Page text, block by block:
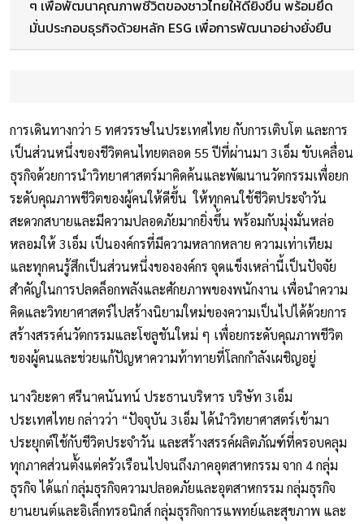
ๆ เพื่อพัฒนาคุณภาพชีวิตของชาวไทยให้ดียิ่งขึ้น พร้อมยึด
มั่นประกอบธุรกิจด้วยหลัก ESG เพื่อการพัฒนาอย่างยั่งยืน
การเดินทางกว่า 5 ทศวรรษในประเทศไทย กับการเติบโต และการ
เป็นส่วนหนึ่งของชีวิตคนไทยตลอด 55 ปีที่ผ่านมา 3เอ็ม ขับเคลื่อน
ธุรกิจด้วยการนำวิทยาศาสตร์มาคิดค้นและพัฒนานวัตกรรมเพื่อยก
ระดับคุณภาพชีวิตของผู้คนให้ดีขึ้น ให้ทุกคนใช้ชีวิตประจำวัน
สะดวกสบายและมีความปลอดภัยมากยิ่งขึ้น พร้อมกับมุ่งมั่นหล่อ
หลอมให้ 3เอ็ม เป็นองค์กรที่มีความหลากหลาย ความเท่าเทียม
และทุกคนรู้สึกเป็นส่วนหนึ่งขององค์กร จุดแข็งเหล่านี้เป็นปัจจัย
สำคัญในการปลดล็อกพลังและศักยภาพของพนักงาน เพื่อนำความ
คิดและวิทยาศาสตร์ไปสร้างนิยามใหม่ของความเป็นไปได้ด้วยการ
สร้างสรรค์นวัตกรรมและโซลูชันใหม่ ๆ เพื่อยกระดับคุณภาพชีวิต
ของผู้คนและช่วยแก้ปัญหาความท้าทายที่โลกกำลังเผชิญอยู่
นางวิยะดา ศรีนาคนันทน์ ประธานบริหาร บริษัท 3เอ็ม
ประเทศไทย กล่าวว่า “ปัจจุบัน 3เอ็ม ได้นำวิทยาศาสตร์เข้ามา
ประยุกต์ใช้กับชีวิตประจำวัน และสร้างสรรค์ผลิตภัณฑ์ที่ครอบคลุม
ทุกภาคส่วนตั้งแต่ครัวเรือนไปจนถึงภาคอุตสาหกรรม จาก 4 กลุ่ม
ธุรกิจ ได้แก่ กลุ่มธุรกิจความปลอดภัยและอุตสาหกรรม กลุ่มธุรกิจ
ยานยนต์และอิเล็กทรอนิกส์ กลุ่มธุรกิจการแพทย์และสุขภาพ และ